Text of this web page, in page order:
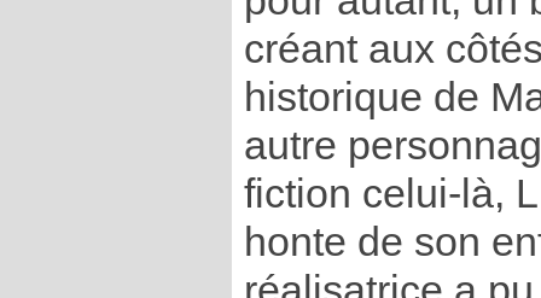
créant aux
historique de
autre
fiction celui-là,
honte de son